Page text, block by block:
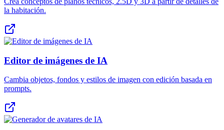
la habitación.
Editor de imágenes de IA
Cambia objetos, fondos y estilos de imagen con edición basada en
prompts.